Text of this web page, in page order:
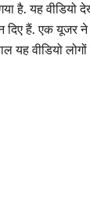
है. यह
दिए हैं. एक यूजर
वीडियो